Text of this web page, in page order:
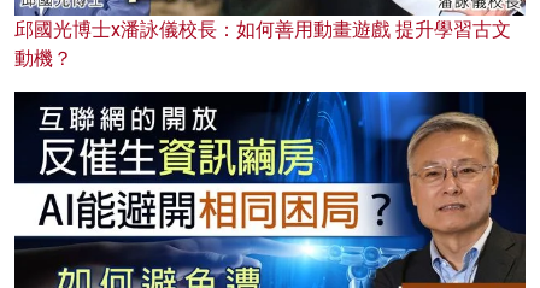
邱國光博士x潘詠儀校長：如何善用動畫遊戲 提升學習古文
動機？